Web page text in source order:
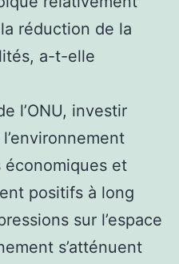
réduction de la
a-t-elle
l’ONU, investir
économiques et
positifs à long
sur l’espace
s’atténuent